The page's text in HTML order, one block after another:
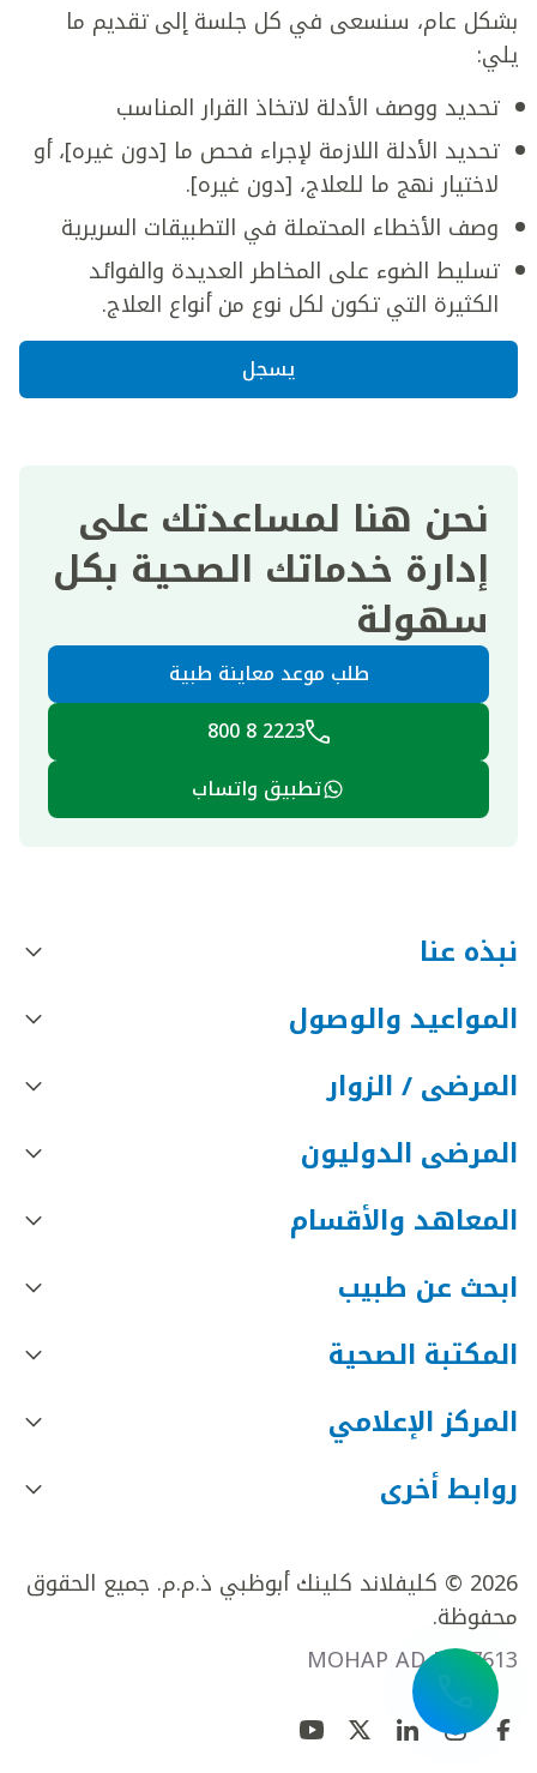
بشكل عام، سنسعى في كل جلسة إلى تقديم ما
يلي:
تحديد ووصف الأدلة لاتخاذ القرار المناسب
تحديد الأدلة اللازمة لإجراء فحص ما [دون غيره]، أو
لاختيار نهج ما للعلاج، [دون غيره].
وصف الأخطاء المحتملة في التطبيقات السريرية
تسليط الضوء على المخاطر العديدة والفوائد
الكثيرة التي تكون لكل نوع من أنواع العلاج.
يسجل
نحن هنا لمساعدتك على
إدارة خدماتك الصحية بكل
سهولة
طلب موعد معاينة طبية
2223 8 800
تطبيق واتساب
نبذه عنا
المواعيد والوصول
المرضى / الزوار
المرضى الدوليون
المعاهد والأقسام
ابحث عن طبيب
المكتبة الصحية
المركز الإعلامي
روابط أخرى
2026 © كليفلاند كلينك أبوظبي ذ.م.م. جميع الحقوق
محفوظة.
MOHAP AD FR27613